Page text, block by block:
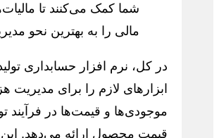
شما کمک می‌کنند تا
مالی را به بهترین نحو
در کل، نرم افزار حسابداری
ابزارهای لازم را برای مدیریت
موجودی‌ها و قیمت‌ها در فرآیند
قیمت محصول ارائه می‌دهد. این